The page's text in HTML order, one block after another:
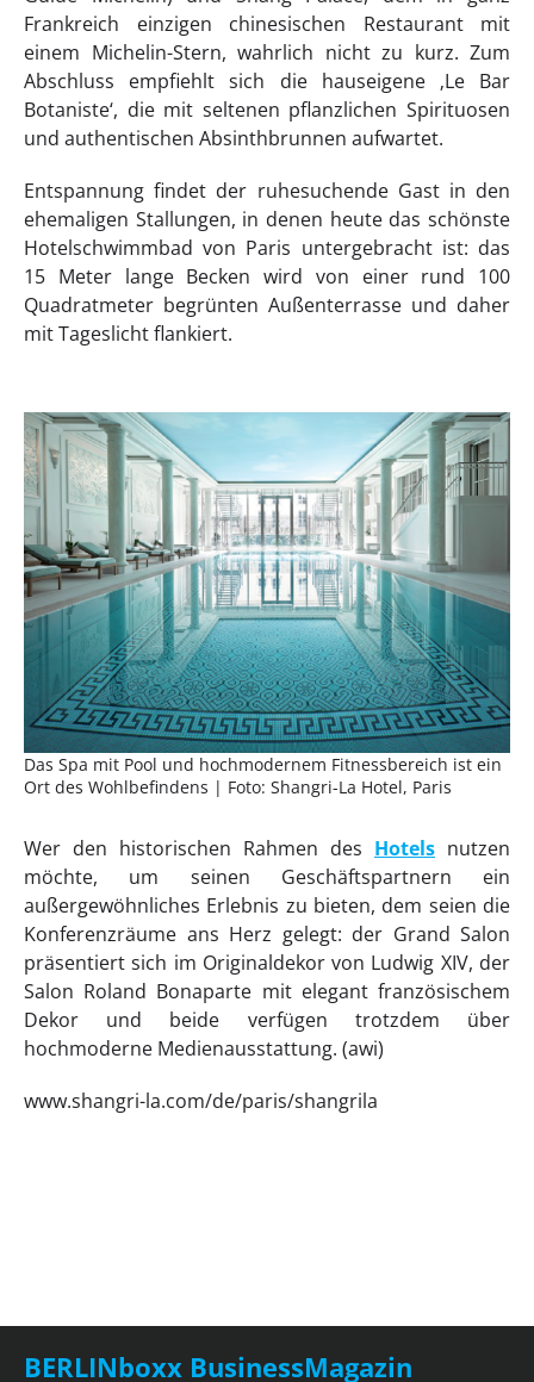
Frankreich einzigen chinesischen Restaurant mit
einem Michelin-Stern, wahrlich nicht zu kurz. Zum
Abschluss empfiehlt sich die hauseigene ‚Le Bar
Botaniste‘, die mit seltenen pflanzlichen Spirituosen
und authentischen Absinthbrunnen aufwartet.
Entspannung findet der ruhesuchende Gast in den
ehemaligen Stallungen, in denen heute das schönste
Hotelschwimmbad von Paris untergebracht ist: das
15 Meter lange Becken wird von einer rund 100
Quadratmeter begrünten Außenterrasse und daher
mit Tageslicht flankiert.
Das Spa mit Pool und hochmodernem Fitnessbereich ist ein
Ort des Wohlbefindens | Foto: Shangri-La Hotel, Paris
Wer den historischen Rahmen des Hotels nutzen
möchte, um seinen Geschäftspartnern ein
außergewöhnliches Erlebnis zu bieten, dem seien die
Konferenzräume ans Herz gelegt: der Grand Salon
präsentiert sich im Originaldekor von Ludwig XIV, der
Salon Roland Bonaparte mit elegant französischem
Dekor und beide verfügen trotzdem über
hochmoderne Medienausstattung. (awi)
www.shangri-la.com/de/paris/shangrila
BERLINboxx BusinessMagazin